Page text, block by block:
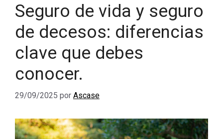
Seguro de vida y seguro
de decesos: diferencias
clave que debes
conocer.
29/09/2025 por Ascase